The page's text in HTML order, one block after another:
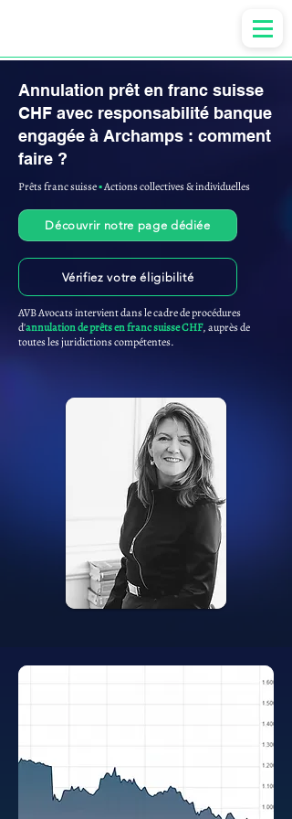
Annulation prêt en franc suisse
CHF avec responsabilité banque
engagée à Archamps : comment
faire ?
Prêts franc suisse▪︎Actions collectives & individuelles
Découvrir notre page dédiée
Vérifiez votre éligibilité
AVB Avocats intervient dans le cadre de procédures
d'annulation de prêts en franc suisse CHF, auprès de
toutes les juridictions compétentes.